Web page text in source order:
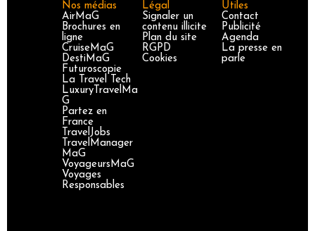
Nos médias
AirMaG
Brochures en
ligne
CruiseMaG
DestiMaG
Futuroscopie
La Travel Tech
LuxuryTravelMa
G
Partez en
France
TravelJobs
TravelManager
MaG
VoyageursMaG
Voyages
Responsables
Légal
Signaler un
contenu illicite
Plan du site
RGPD
Cookies
Utiles
Contact
Publicité
Agenda
La presse en
parle